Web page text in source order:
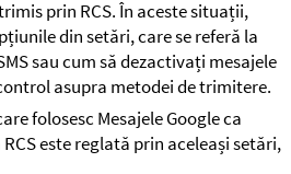
prin RCS. În aceste situații,
din setări, care se referă la
sau cum să dezactivați mesajele
asupra metodei de trimitere.
folosesc Mesajele Google ca
este reglată prin aceleași setări,